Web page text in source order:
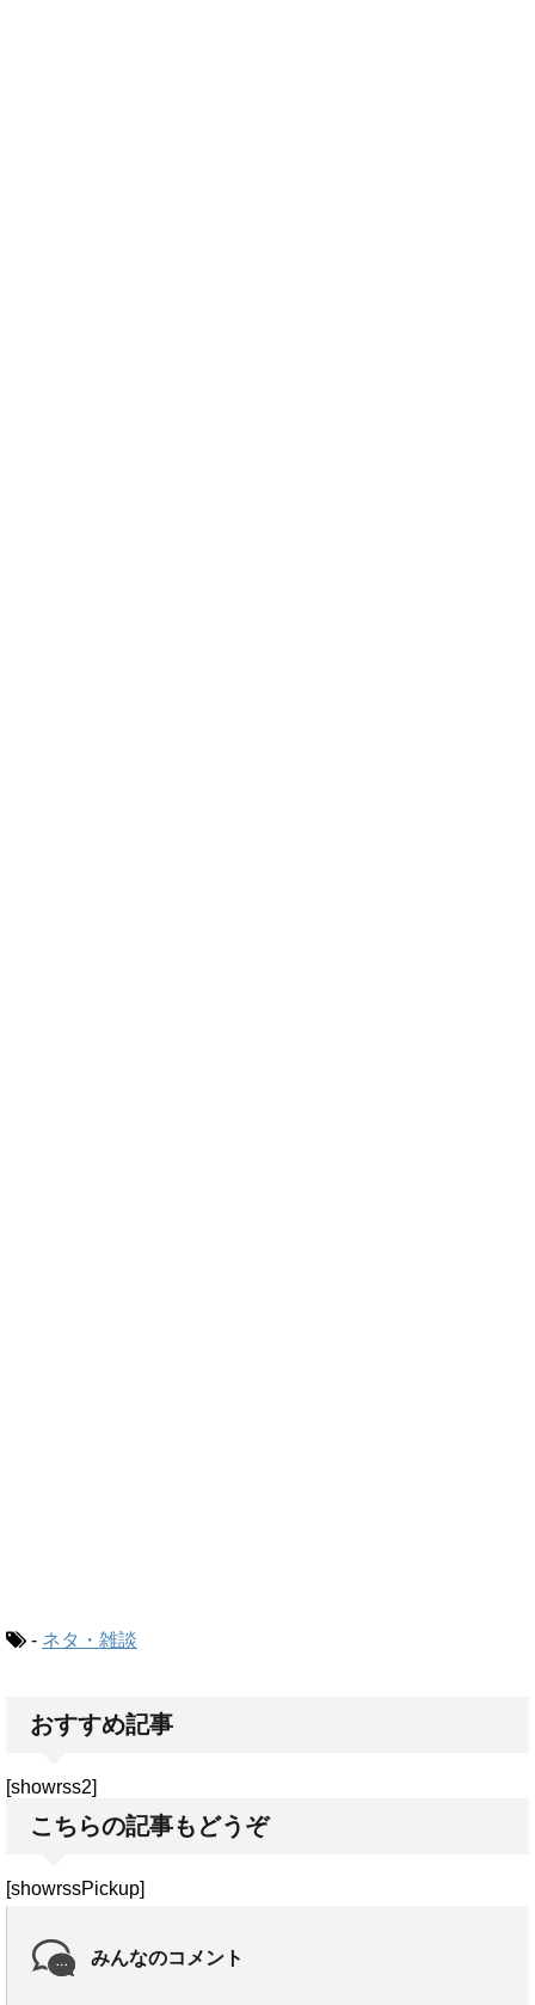
- ネタ・雑談
おすすめ記事
[showrss2]
こちらの記事もどうぞ
[showrssPickup]
みんなのコメント